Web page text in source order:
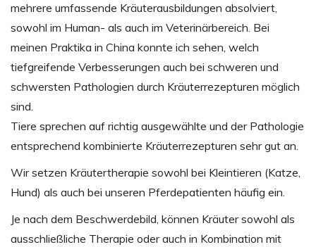
mehrere umfassende Kräuterausbildungen absolviert,
sowohl im Human- als auch im Veterinärbereich. Bei
meinen Praktika in China konnte ich sehen, welch
tiefgreifende Verbesserungen auch bei schweren und
schwersten Pathologien durch Kräuterrezepturen möglich
sind.
Tiere sprechen auf richtig ausgewählte und der Pathologie
entsprechend kombinierte Kräuterrezepturen sehr gut an.
Wir setzen Kräutertherapie sowohl bei Kleintieren (Katze,
Hund) als auch bei unseren Pferdepatienten häufig ein.
Je nach dem Beschwerdebild, können Kräuter sowohl als
ausschließliche Therapie oder auch in Kombination mit